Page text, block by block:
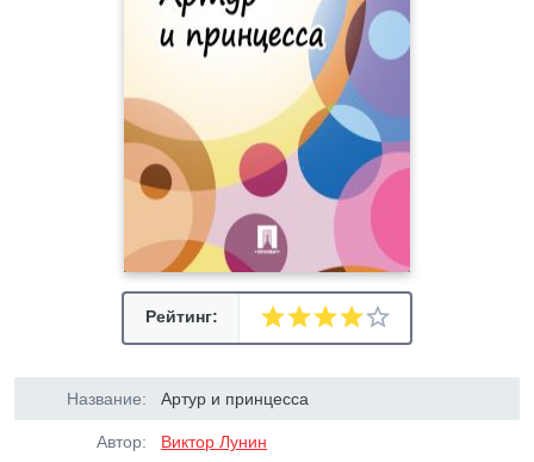
Рейтинг:
Название: Артур и принцесса
Автор: Виктор Лунин